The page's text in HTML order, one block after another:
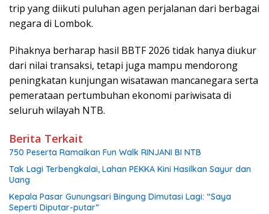
trip yang diikuti puluhan agen perjalanan dari berbagai
negara di Lombok.
Pihaknya berharap hasil BBTF 2026 tidak hanya diukur
dari nilai transaksi, tetapi juga mampu mendorong
peningkatan kunjungan wisatawan mancanegara serta
pemerataan pertumbuhan ekonomi pariwisata di
seluruh wilayah NTB.
Berita Terkait
750 Peserta Ramaikan Fun Walk RINJANI BI NTB
Tak Lagi Terbengkalai, Lahan PEKKA Kini Hasilkan Sayur dan
Uang
Kepala Pasar Gunungsari Bingung Dimutasi Lagi: “Saya
Seperti Diputar-putar”